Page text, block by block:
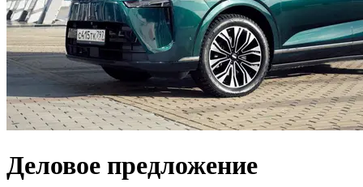
Деловое предложение